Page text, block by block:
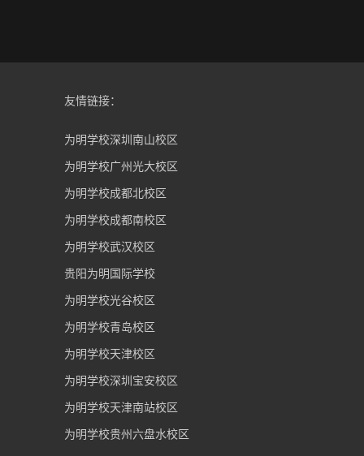
友情链接：
为明学校深圳南山校区
为明学校广州光大校区
为明学校成都北校区
为明学校成都南校区
为明学校武汉校区
贵阳为明国际学校
为明学校光谷校区
为明学校青岛校区
为明学校天津校区
为明学校深圳宝安校区
为明学校天津南站校区
为明学校贵州六盘水校区